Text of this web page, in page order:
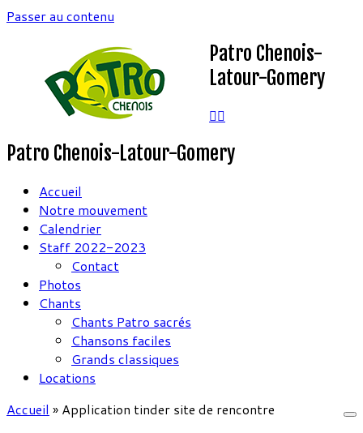
Passer au contenu
Patro Chenois-
Latour-Gomery
Patro Chenois-Latour-Gomery
Accueil
Notre mouvement
Calendrier
Staff 2022-2023
Contact
Photos
Chants
Chants Patro sacrés
Chansons faciles
Grands classiques
Locations
Accueil » Application tinder site de rencontre